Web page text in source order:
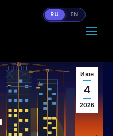
Июн
4
2026
RU EN